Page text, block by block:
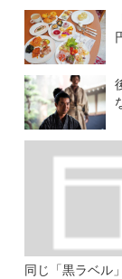
同じ「黒ラベル